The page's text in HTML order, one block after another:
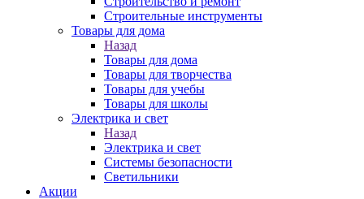
Строительные инструменты
Товары для дома
Назад
Товары для дома
Товары для творчества
Товары для учебы
Товары для школы
Электрика и свет
Назад
Электрика и свет
Системы безопасности
Светильники
Акции